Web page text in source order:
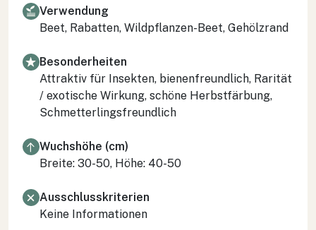
Verwendung
Beet, Rabatten, Wildpflanzen-Beet, Gehölzrand
Besonderheiten
Attraktiv für Insekten, bienenfreundlich, Rarität
/ exotische Wirkung, schöne Herbstfärbung,
Schmetterlingsfreundlich
Wuchshöhe (cm)
Breite: 30-50, Höhe: 40-50
Ausschlusskriterien
Keine Informationen